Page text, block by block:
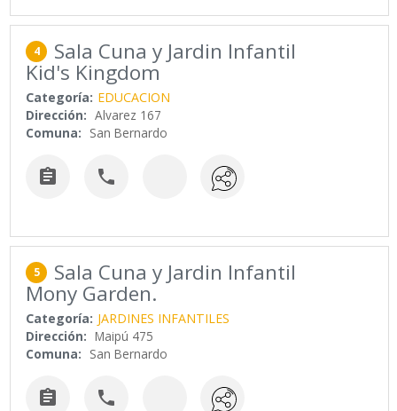
4 Sala Cuna y Jardin Infantil
Kid's Kingdom
Categoría: EDUCACION
Dirección: Alvarez 167
Comuna: San Bernardo
 
5 Sala Cuna y Jardin Infantil
Mony Garden.
Categoría: JARDINES INFANTILES
Dirección: Maipú 475
Comuna: San Bernardo
 